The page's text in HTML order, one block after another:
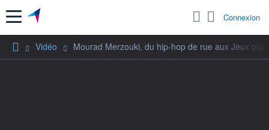
Menu Connexion
Vidéo Mourad Merzouki, du hip-hop de rue aux Jeux